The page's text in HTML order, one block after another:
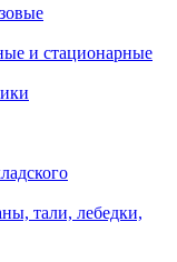
и стационарные
тали, лебедки,